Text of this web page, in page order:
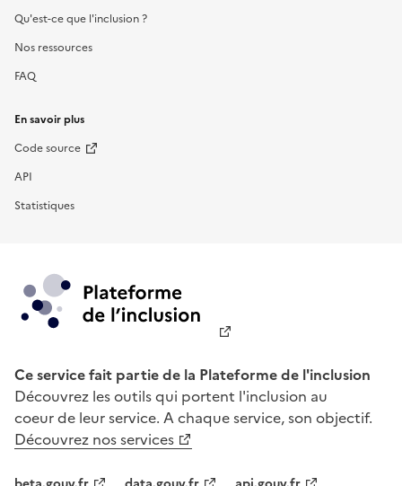
Qu'est-ce que l'inclusion ?
Nos ressources
FAQ
En savoir plus
Code source
API
Statistiques
Ce service fait partie de la Plateforme de l'inclusion
Découvrez les outils qui portent l'inclusion au
coeur de leur service. A chaque service, son objectif.
Découvrez nos services